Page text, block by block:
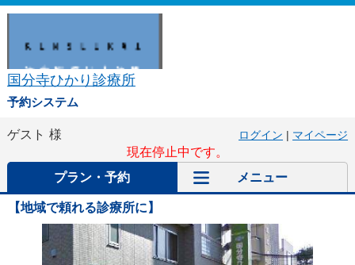
国分寺ひかり診療所
予約システム
ゲスト 様 ログイン | マイページ
現在停止中です。
プラン・予約
メニュー
【地域で頼れる診療所に】